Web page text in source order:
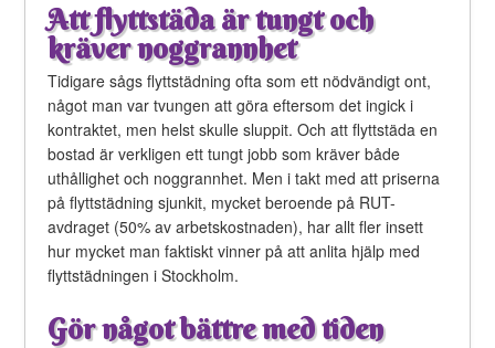
Att flyttstäda är tungt och
kräver noggrannhet
Tidigare sågs flyttstädning ofta som ett nödvändigt ont,
något man var tvungen att göra eftersom det ingick i
kontraktet, men helst skulle sluppit. Och att flyttstäda en
bostad är verkligen ett tungt jobb som kräver både
uthållighet och noggrannhet. Men i takt med att priserna
på flyttstädning sjunkit, mycket beroende på RUT-
avdraget (50% av arbetskostnaden), har allt fler insett
hur mycket man faktiskt vinner på att anlita hjälp med
flyttstädningen i Stockholm.
Gör något bättre med tiden